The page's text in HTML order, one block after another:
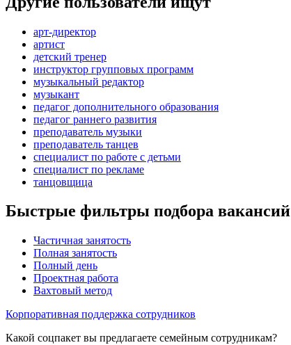
арт-директор
артист
детский тренер
инструктор групповых программ
музыкальный редактор
музыкант
педагог дополнительного образования
педагог раннего развития
преподаватель музыки
преподаватель танцев
специалист по работе с детьми
специалист по рекламе
танцовщица
Быстрые фильтры подбора вакансий
Частичная занятость
Полная занятость
Полный день
Проектная работа
Вахтовый метод
Корпоративная поддержка сотрудников
Какой соцпакет вы предлагаете семейным сотрудникам?